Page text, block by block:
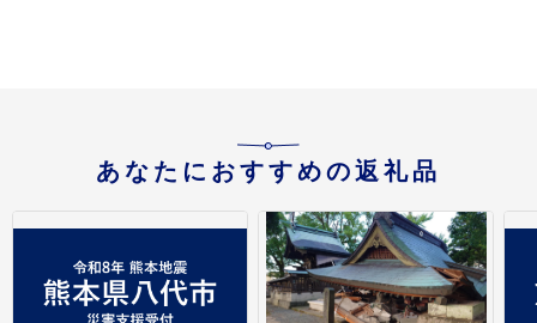
あなたにおすすめの返礼品